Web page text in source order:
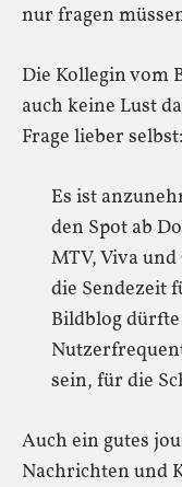
nur fragen
Die Kollegin vom
auch keine Lust
Frage lieber selbst:
Es ist
den Spot ab
MTV, Viva
die Sendezeit
Bildblog
sein, für die
Auch ein gutes
Nachrichten und